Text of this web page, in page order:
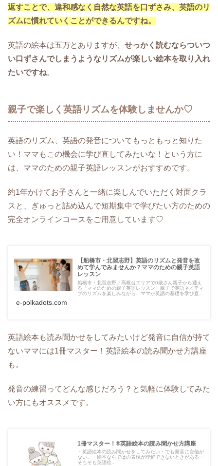
返すことで、違和感なく自然な英語を口ずさみ、英語のリ
ズムに慣れていくことができるんですね。
英語の絵本は五万とありますが、 せっかく読むならついつ
い口ずさんでしまうようなリズムが楽しい絵本を取り入れ
たいですね。
親子で楽しく英語リズムを体験しませんか♡
英語のリズム、英語の発音についてもっともっと知りた
い！ママもこの機会に学び直してみたいな！という方に
は、ママのための親子英語レッスンがおすすめです。
約1年かけてお子さんと一緒に楽しんでいただく対面クラ
スと、ぎゅっと詰め込んで短期集中で学びたい方のための
完全オンラインコースをご用意しています♡
【船橋市・北習志野】英語のリズムと発音を改
めて学んでみませんか？ママのための親子英語
レッスン
船橋市・北習志野／高根台エリアで0歳さん親子から通え
る「ママのための親子英語レッスン」親子で英語ネイティ
ブのリズムを楽しみながら、ママが英語の基礎を学び直す
e-polkadots.com
英語絵本も読み聞かせをしてみたいけど発音に自信が持て
ないママには1冊マスター！英語絵本の読み聞かせ方講座
も。
発音の練習ってどんな感じだろう？と気軽に体験してみた
い方にもオススメです。
1冊マスター！®英語絵本の読み聞かせ方講座
・英語絵本の読み聞かせをしてみたい・でも発音に自信が
ない。・絵本ならではの表現が理解できないときがある・
そもそも英語絵...